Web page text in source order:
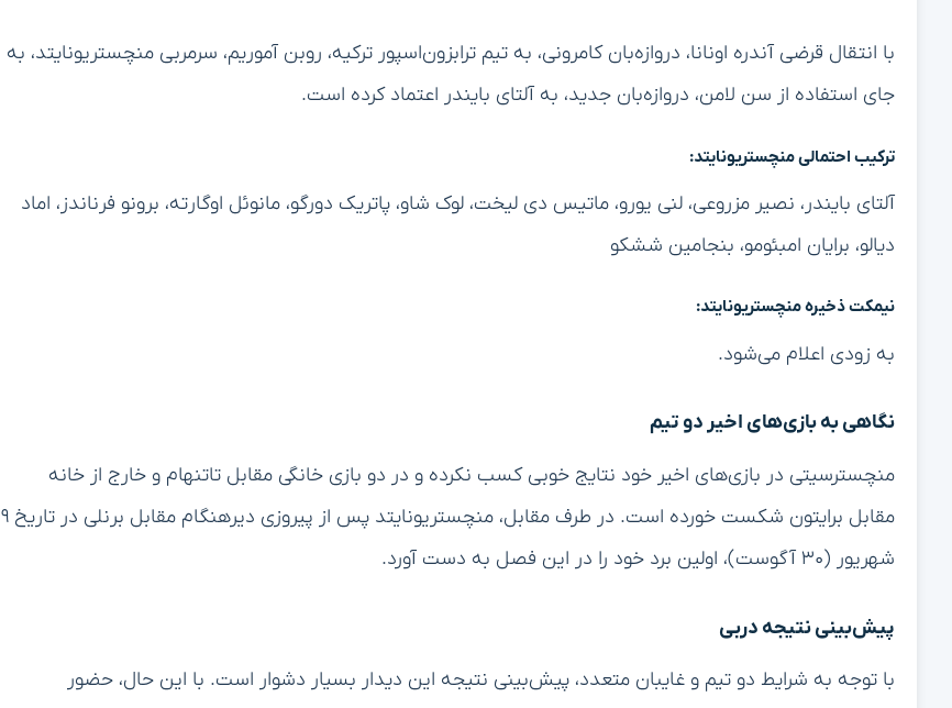
با انتقال قرضی آندره اونانا، دروازه‌بان کامرونی، به تیم ترابزون‌اسپور ترکیه، روبن آموریم، سرمربی منچستریونایتد، به
جای استفاده از سن لامن، دروازه‌بان جدید، به آلتای بایندر اعتماد کرده است.
ترکیب احتمالی منچستریونایتد:
آلتای بایندر، نصیر مزروعی، لنی یورو، ماتیس دی لیخت، لوک شاو، پاتریک دورگو، مانوئل اوگارته، برونو فرناندز، اماد
دیالو، برایان امبئومو، بنجامین ششکو
نیمکت ذخیره منچستریونایتد:
به زودی اعلام می‌شود.
نگاهی به بازی‌های اخیر دو تیم
منچسترسیتی در بازی‌های اخیر خود نتایج خوبی کسب نکرده و در دو بازی خانگی مقابل تاتنهام و خارج از خانه
مقابل برایتون شکست خورده است. در طرف مقابل، منچستریونایتد پس از پیروزی دیرهنگام مقابل برنلی در تاریخ ۹
شهریور (۳۰ آگوست)، اولین برد خود را در این فصل به دست آورد.
پیش‌بینی نتیجه دربی
با توجه به شرایط دو تیم و غایبان متعدد، پیش‌بینی نتیجه این دیدار بسیار دشوار است. با این حال، حضور